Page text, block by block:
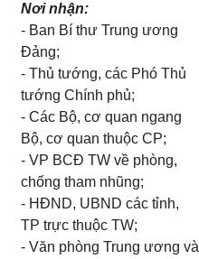
Nơi nhận:
- Ban Bí thư Trung ương
Đảng;
- Thủ tướng, các Phó Thủ
tướng Chính phủ;
- Các Bộ, cơ quan ngang
Bộ, cơ quan thuộc CP;
- VP BCĐ TW về phòng,
chống tham nhũng;
- HĐND, UBND các tỉnh,
TP trực thuộc TW;
- Văn phòng Trung ương và